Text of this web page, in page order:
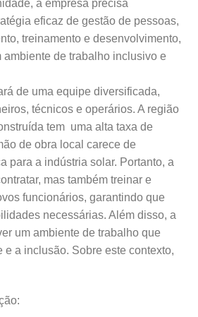
a empresa precisa
eficaz de gestão de pessoas,
treinamento e desenvolvimento,
ambiente de trabalho inclusivo e
de uma equipe diversificada,
técnicos e operários. A região
tem uma alta taxa de
de obra local carece de
para a indústria solar. Portanto, a
mas também treinar e
funcionários, garantindo que
necessárias. Além disso, a
um ambiente de trabalho que
a inclusão. Sobre este contexto,